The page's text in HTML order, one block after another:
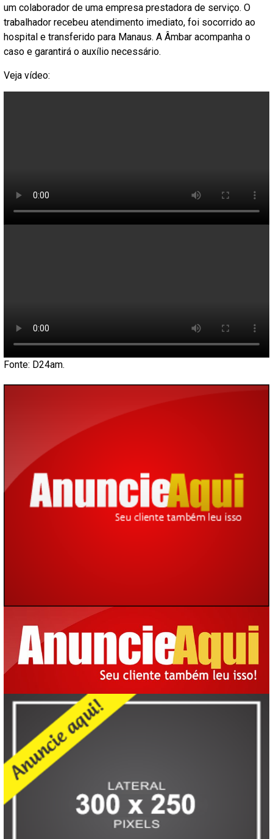
um colaborador de uma empresa prestadora de serviço. O
trabalhador recebeu atendimento imediato, foi socorrido ao
hospital e transferido para Manaus. A Âmbar acompanha o
caso e garantirá o auxílio necessário.
Veja vídeo:
Fonte: D24am.